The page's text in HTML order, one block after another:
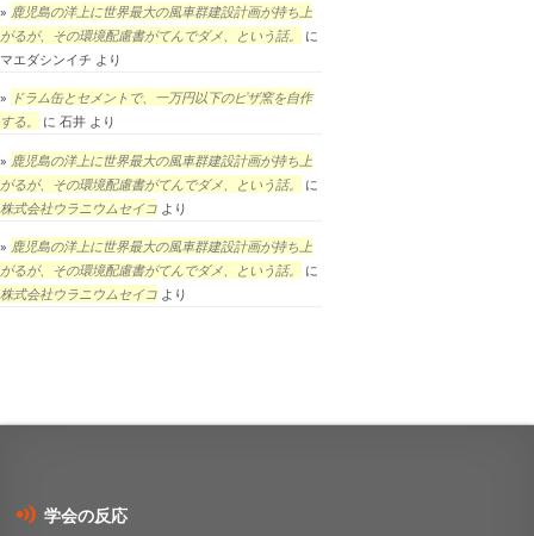
鹿児島の洋上に世界最大の風車群建設計画が持ち上
がるが、その環境配慮書がてんでダメ、という話。
に
マエダシンイチ より
ドラム缶とセメントで、一万円以下のピザ窯を自作
する。
に 石井 より
鹿児島の洋上に世界最大の風車群建設計画が持ち上
がるが、その環境配慮書がてんでダメ、という話。
に
株式会社ウラニウムセイコ より
鹿児島の洋上に世界最大の風車群建設計画が持ち上
がるが、その環境配慮書がてんでダメ、という話。
に
株式会社ウラニウムセイコ より
学会の反応